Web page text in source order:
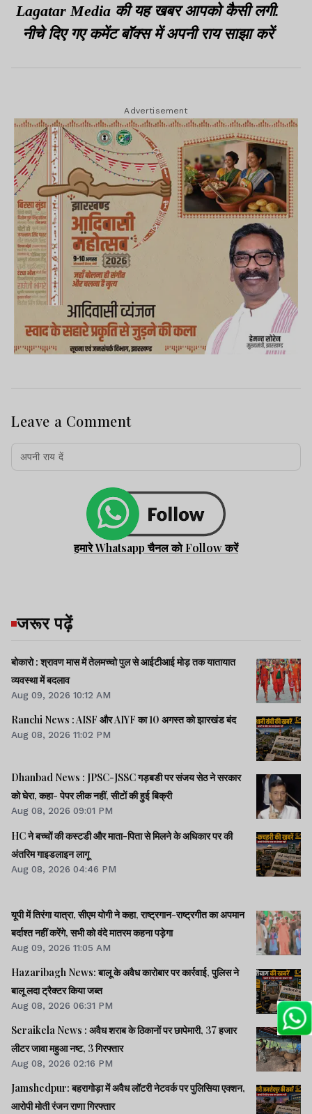
Lagatar Media की यह खबर आपको कैसी लगी.
नीचे दिए गए कमेंट बॉक्स में अपनी राय साझा करें
Advertisement
Leave a Comment
हमारे Whatsapp चैनल को Follow करें
जरूर पढ़ें
बोकारो : श्रावण मास में तेलमच्चो पुल से आईटीआई मोड़ तक यातायात
व्यवस्था में बदलाव
Aug 09, 2026 10:12 AM
Ranchi News : AISF और AIYF का 10 अगस्त को झारखंड बंद
Aug 08, 2026 11:02 PM
Dhanbad News : JPSC-JSSC गड़बडी पर संजय सेठ ने सरकार
को घेरा, कहा- पेपर लीक नहीं, सीटों की हुई बिक्री
Aug 08, 2026 09:01 PM
HC ने बच्चों की कस्टडी और माता-पिता से मिलने के अधिकार पर की
अंतरिम गाइडलाइन लागू
Aug 08, 2026 04:46 PM
यूपी में तिरंगा यात्रा, सीएम योगी ने कहा, राष्ट्रगान-राष्ट्रगीत का अपमान
बर्दाश्त नहीं करेंगे, सभी को वंदे मातरम कहना पड़ेगा
Aug 09, 2026 11:05 AM
Hazaribagh News: बालू के अवैध कारोबार पर कार्रवाई, पुलिस ने
बालू लदा ट्रैक्टर किया जब्त
Aug 08, 2026 06:31 PM
Seraikela News : अवैध शराब के ठिकानों पर छापेमारी, 37 हजार
लीटर जावा महुआ नष्ट, 3 गिरफ्तार
Aug 08, 2026 02:16 PM
Jamshedpur: बहरागोड़ा में अवैध लॉटरी नेटवर्क पर पुलिसिया एक्शन,
आरोपी मोती रंजन राणा गिरफ्तार